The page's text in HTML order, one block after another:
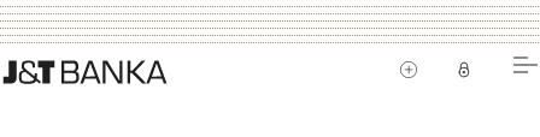
SHRNUTÍ OBCHODOVÁNÍ NA AMERICKÉM TRHU